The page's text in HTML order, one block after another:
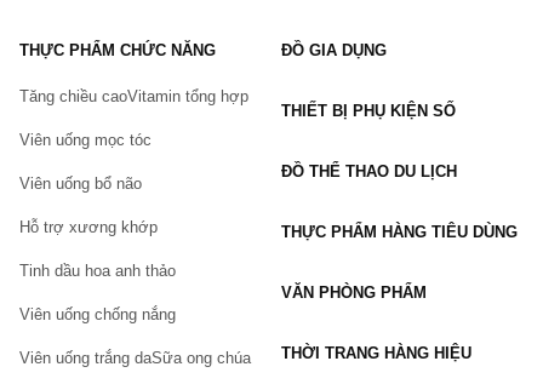
Uống sau bữa ăn với nước lọc hoặc nước ấm
Nơi khô ráo, thoáng mát
Tránh ánh nắng trực tiếp
Đậy kín nắp sau khi sử dụng
Với Dầu Cá Omega 3 Orihiro Nhật Bản, sức khỏe thị lực và trí
não của bạn sẽ được nâng cao đáng kể. Hãy bổ sung omega 3
vào chế độ dinh dưỡng hàng ngày để giúp cơ thể phát triển toàn
diện!
THỰC PHẨM CHỨC NĂNG
Tăng chiều caoVitamin tổng hợp
Viên uống mọc tóc
Viên uống bổ não
Hỗ trợ xương khớp
Tinh dầu hoa anh thảo
Viên uống chống nắng
Viên uống trắng daSữa ong chúa
ĐỒ GIA DỤNG
THIẾT BỊ PHỤ KIỆN SỐ
ĐỒ THỂ THAO DU LỊCH
THỰC PHẨM HÀNG TIÊU DÙNG
VĂN PHÒNG PHẨM
THỜI TRANG HÀNG HIỆU